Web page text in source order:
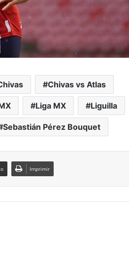
Chivas vs Atlas
Liga MX Liguilla
Sebastián Pérez Bouquet
Imprimir